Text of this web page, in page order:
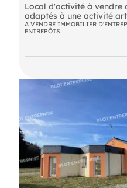
Local d'activité à vendre
adaptés à une activité
de stockage. Il bénéficie
fonctionnelle avec
avec panneaux sandwich
charpente métallique.
constitue un véritable
rapide.
Les + du bien :
- Environ 670 m² de
- Espace de stockage,
- Deux portes
A VENDRE IMMOBILIER
ENTREPÔTS